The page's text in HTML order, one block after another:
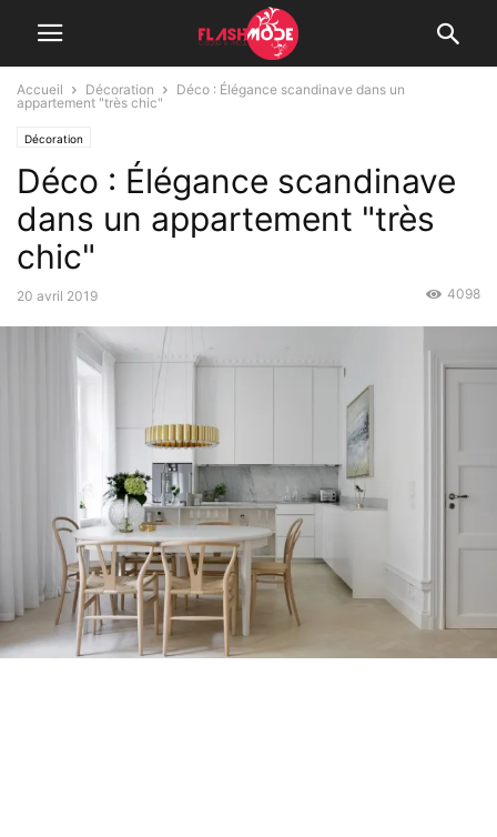
Accueil Décoration
Déco : Élégance scandinave dans un
appartement "très chic"
Décoration
Déco : Élégance scandinave
dans un appartement "très
chic"
20 avril 2019 4098